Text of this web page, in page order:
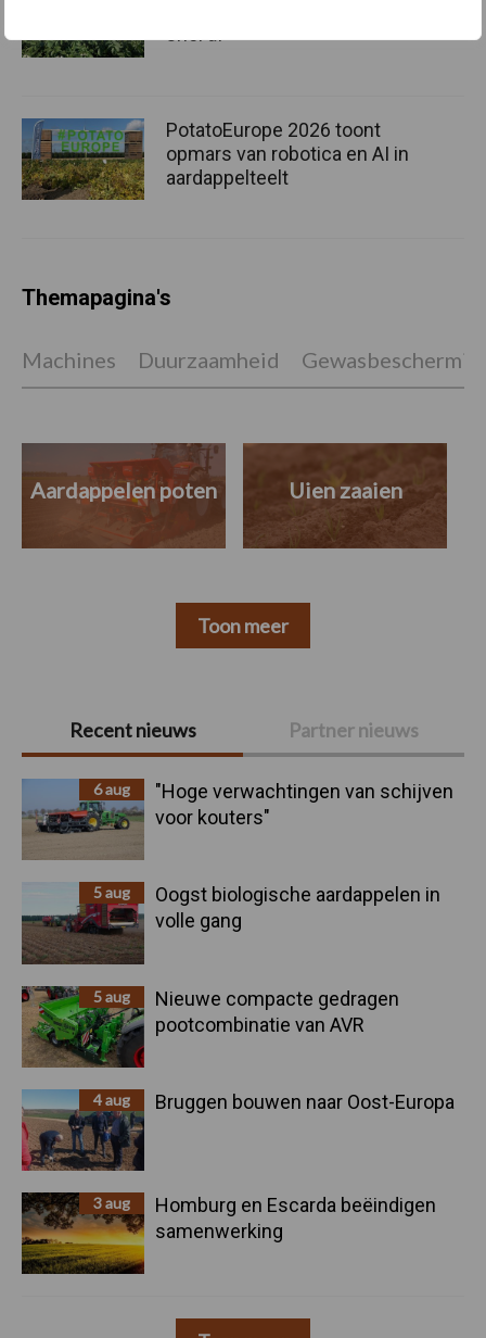
Primaire
Sidebar
Recent nieuws Partner nieuws
6 aug
"Hoge verwachtingen van schijven
voor kouters"
5 aug
Oogst biologische aardappelen in
volle gang
5 aug
Nieuwe compacte gedragen
pootcombinatie van AVR
4 aug Bruggen bouwen naar Oost-Europa
3 aug
Homburg en Escarda beëindigen
samenwerking
snel af
PotatoEurope 2026 toont
opmars van robotica en AI in
aardappelteelt
Themapagina's
Machines Duurzaamheid
Aardappelen poten Uien zaaien
Toon meer